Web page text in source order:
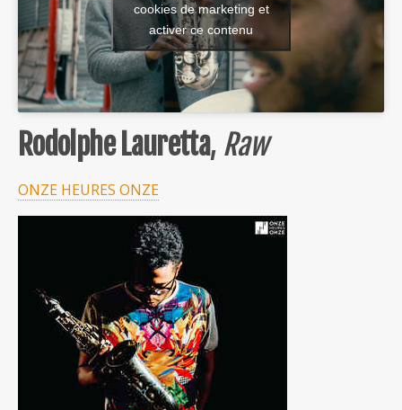
cookies de marketing et
activer ce contenu
Rodolphe Lauretta, Raw
ONZE HEURES ONZE